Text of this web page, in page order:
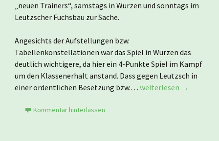
„neuen Trainers“, samstags in Wurzen und sonntags im
Leutzscher Fuchsbau zur Sache.
Angesichts der Aufstellungen bzw.
Tabellenkonstellationen war das Spiel in Wurzen das
deutlich wichtigere, da hier ein 4-Punkte Spiel im Kampf
um den Klassenerhalt anstand. Dass gegen Leutzsch in
einer ordentlichen Besetzung bzw.… weiterlesen →
Kommentar hinterlassen